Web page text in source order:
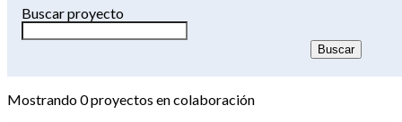
Buscar proyecto
Mostrando0proyectos en colaboración